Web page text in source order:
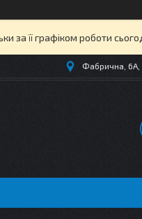
за її графіком роботи
Фабрична, 6А,